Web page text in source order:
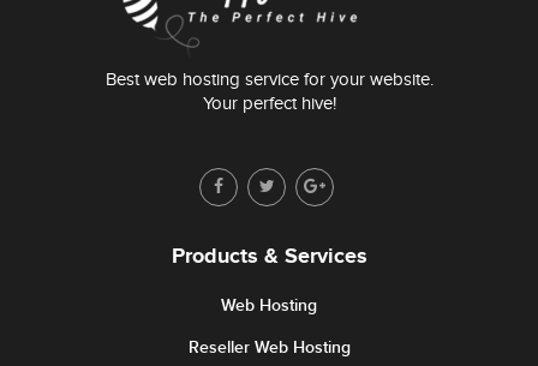
Best web hosting service for your website.
Your perfect hive!
Products & Services
Web Hosting
Reseller Web Hosting